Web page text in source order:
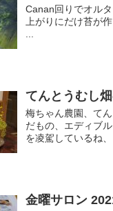
Canan回りでオル
上がりにだけ苔が
...
てんとうむし
梅ちゃん農園、て
だもの、エディブ
を凌駕しているね、
金曜サロン